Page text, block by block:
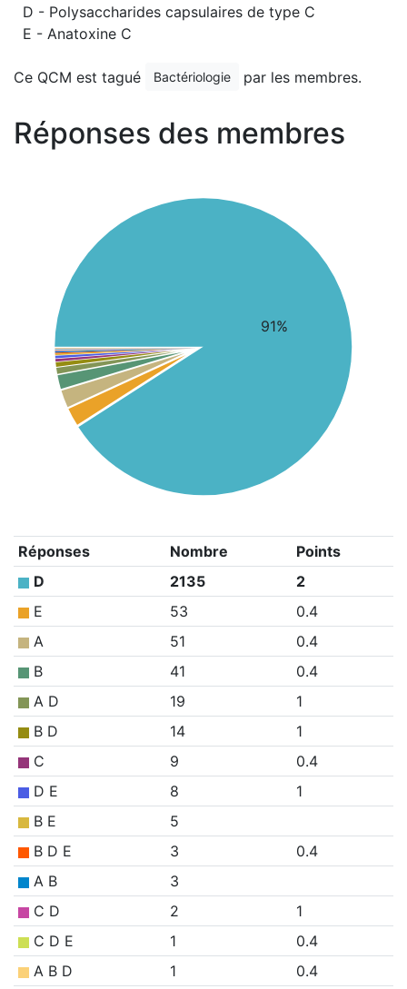
D - Polysaccharides capsulaires de type C
E - Anatoxine C
Ce QCM est tagué Bactériologie par les membres.
Réponses des membres
91%
Réponses Nombre
Points
D
2135
2
E
53
0.4
A
51
0.4
B
41
0.4
A D
19
1
B D
14
1
C
9
0.4
D E
8
1
B E
5
B D E
3
0.4
A B
3
C D
2
1
C D E
1
0.4
A B D
1 0.4